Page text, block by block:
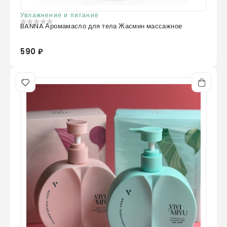
Увлажнение и питание
0из 5
BANNA Аромамасло для тела Жасмин массажное
590 ₽